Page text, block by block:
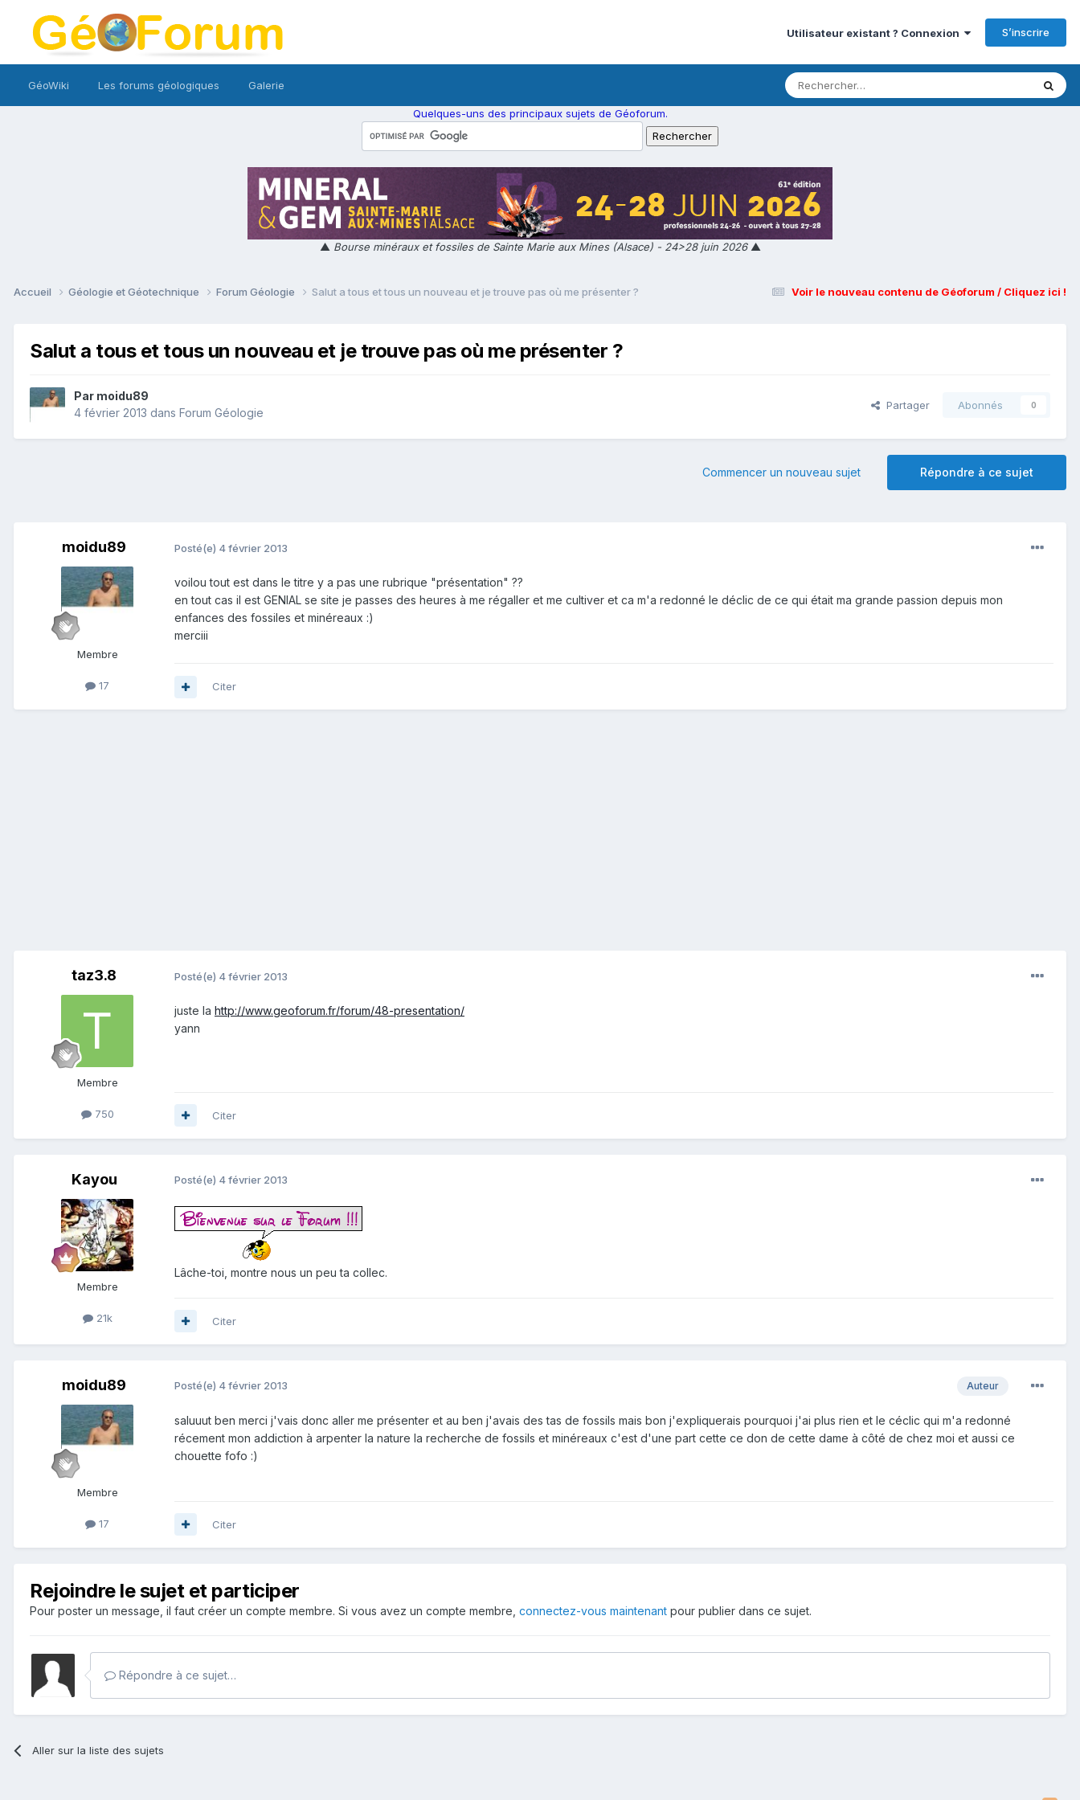
Utilisateur existant ? Connexion S’inscrire
GéoWiki Les forums géologiques Galerie
Quelques-uns des principaux sujets de Géoforum.
▲ Bourse minéraux et fossiles de Sainte Marie aux Mines (Alsace) - 24>28 juin 2026▲
Voir le nouveau contenu de Géoforum / Cliquez ici !
Accueil Géologie et Géotechnique Forum Géologie Salut a tous et tous un nouveau et je trouve pas où me présenter ?
Salut a tous et tous un nouveau et je trouve pas où me présenter ?
Par moidu89
4 février 2013 dans Forum Géologie
Partager Abonnés 0
Répondre à ce sujet
Commencer un nouveau sujet
moidu89
Membre
17
Posté(e) 4 février 2013
voilou tout est dans le titre y a pas une rubrique "présentation" ??
en tout cas il est GENIAL se site je passes des heures à me régaller et me cultiver et ca m'a redonné le déclic de ce qui était ma grande passion depuis mon
enfances des fossiles et minéreaux :)
merciii
Citer
taz3.8
Membre
750
Posté(e) 4 février 2013
juste la http://www.geoforum.fr/forum/48-presentation/
yann
Citer
Kayou
Membre
21k
Posté(e) 4 février 2013
Lâche-toi, montre nous un peu ta collec.
Citer
moidu89
Membre
17
Auteur
Posté(e) 4 février 2013
saluuut ben merci j'vais donc aller me présenter et au ben j'avais des tas de fossils mais bon j'expliquerais pourquoi j'ai plus rien et le céclic qui m'a redonné
récement mon addiction à arpenter la nature la recherche de fossils et minéreaux c'est d'une part cette ce don de cette dame à côté de chez moi et aussi ce
chouette fofo :)
Citer
Rejoindre le sujet et participer
Pour poster un message, il faut créer un compte membre. Si vous avez un compte membre, connectez-vous maintenant pour publier dans ce sujet.
Répondre à ce sujet…
Aller sur la liste des sujets